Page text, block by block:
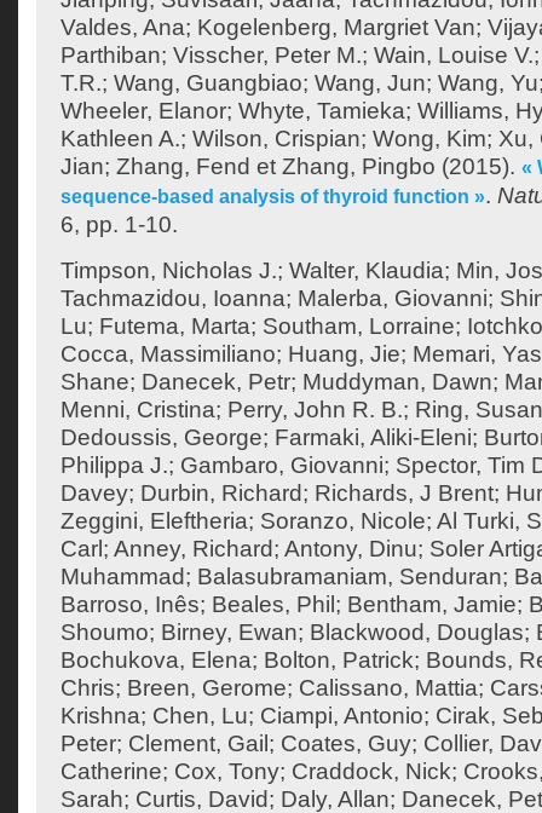
Valdes, Ana; Kogelenberg, Margriet Van;
Parthiban; Visscher, Peter M.; Wain, Louise V.
T.R.; Wang, Guangbiao; Wang, Jun; Wang, Yu
Wheeler, Elanor; Whyte, Tamieka; Williams,
Kathleen A.; Wilson, Crispian; Wong, Kim; Xu,
Jian; Zhang, Fend et Zhang, Pingbo (2015). «
sequence-based analysis of thyroid function ».
6, pp. 1-10.
Timpson, Nicholas J.; Walter, Klaudia; Min,
Tachmazidou, Ioanna; Malerba, Giovanni;
Lu; Futema, Marta; Southam, Lorraine;
Cocca, Massimiliano; Huang, Jie; Memari,
Shane; Danecek, Petr; Muddyman, Dawn;
Menni, Cristina; Perry, John R. B.; Ring,
Dedoussis, George; Farmaki, Aliki-Eleni;
Philippa J.; Gambaro, Giovanni; Spector, Tim
Davey; Durbin, Richard; Richards, J Brent;
Zeggini, Eleftheria; Soranzo, Nicole; Al Turki,
Carl ; Anney, Richard; Antony, Dinu; Soler
Muhammad; Balasubramaniam, Senduran;
Barroso, Inês; Beales, Phil ; Bentham, Jamie;
Shoumo; Birney, Ewan; Blackwood, Douglas;
Bochukova, Elena; Bolton, Patrick; Bounds,
Chris; Breen, Gerome; Calissano, Mattia;
Krishna; Chen, Lu; Ciampi, Antonio; Cirak,
Peter; Clement, Gail ; Coates, Guy; Collier,
Catherine; Cox, Tony; Craddock, Nick;
Sarah; Curtis, David; Daly, Allan; Danecek,